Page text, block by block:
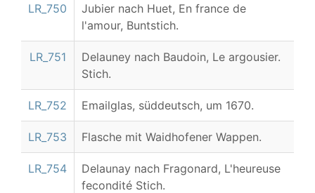
LR_750
Jubier nach Huet, En france de
l'amour, Buntstich.
LR_751
Delauney nach Baudoin, Le argousier.
Stich.
LR_752 Emailglas, süddeutsch, um 1670.
LR_753 Flasche mit Waidhofener Wappen.
LR_754
Delaunay nach Fragonard, L'heureuse
fecondité Stich.